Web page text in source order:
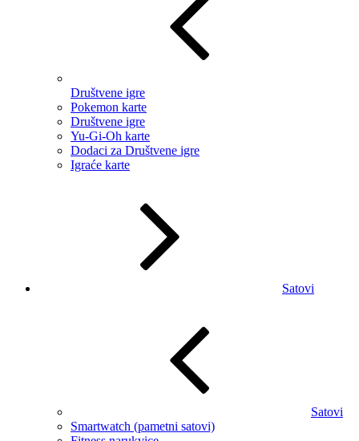
Društvene igre
Pokemon karte
Društvene igre
Yu-Gi-Oh karte
Dodaci za Društvene igre
Igraće karte
Satovi
Satovi
Smartwatch (pametni satovi)